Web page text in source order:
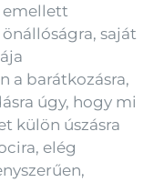
emellett
saját
a barátkozásra,
úgy, hogy mi
külön úszásra
elég